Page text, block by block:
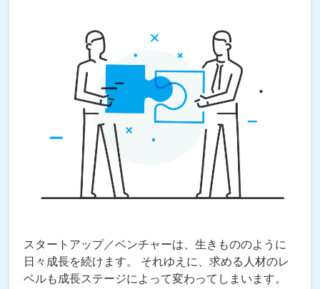
スタートアップ／ベンチャーは、生きもののように
日々成長を続けます。 それゆえに、求める人材のレ
ベルも成長ステージによって変わってしまいます。